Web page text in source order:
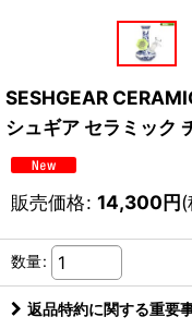
SESHGEAR
シュギア セラミック
販売価格: 14,300円(
数量:
返品特約に関する重要